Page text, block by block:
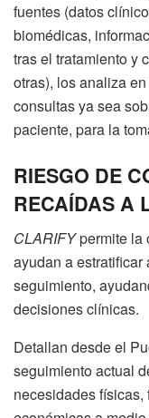
fuentes (datos
biomédicas,
tras el tratamiento y
otras), los analiza
consultas ya sea
paciente, para la
RIESGO DE
RECAÍDAS A
CLARIFYpermite la
ayudan a
seguimiento,
decisiones clínicas.
Detallan desde el
seguimiento actual
necesidades